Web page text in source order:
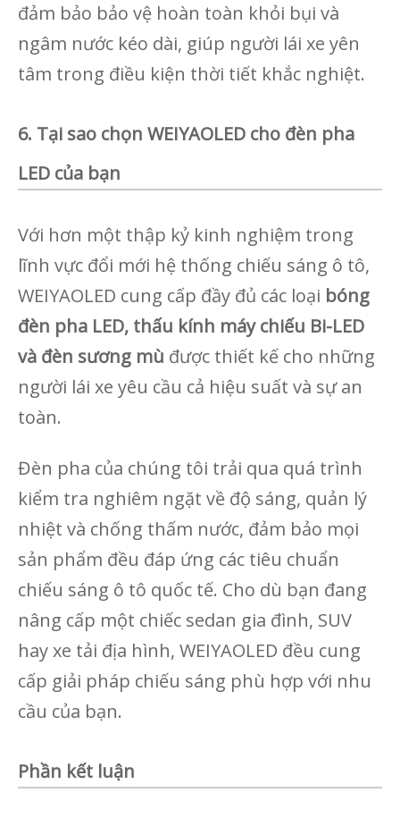
đảm bảo bảo vệ hoàn toàn khỏi bụi và
ngâm nước kéo dài, giúp người lái xe yên
tâm trong điều kiện thời tiết khắc nghiệt.
6. Tại sao chọn WEIYAOLED cho đèn pha
LED của bạn
Với hơn một thập kỷ kinh nghiệm trong
lĩnh vực đổi mới hệ thống chiếu sáng ô tô,
WEIYAOLED cung cấp đầy đủ các loại bóng
đèn pha LED, thấu kính máy chiếu Bi-LED
và đèn sương mù được thiết kế cho những
người lái xe yêu cầu cả hiệu suất và sự an
toàn.
Đèn pha của chúng tôi trải qua quá trình
kiểm tra nghiêm ngặt về độ sáng, quản lý
nhiệt và chống thấm nước, đảm bảo mọi
sản phẩm đều đáp ứng các tiêu chuẩn
chiếu sáng ô tô quốc tế. Cho dù bạn đang
nâng cấp một chiếc sedan gia đình, SUV
hay xe tải địa hình, WEIYAOLED đều cung
cấp giải pháp chiếu sáng phù hợp với nhu
cầu của bạn.
Phần kết luận